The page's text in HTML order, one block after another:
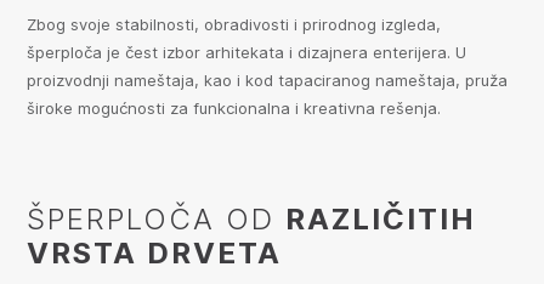
Zbog svoje stabilnosti, obradivosti i prirodnog izgleda,
šperploča je čest izbor arhitekata i dizajnera enterijera. U
proizvodnji nameštaja, kao i kod tapaciranog nameštaja, pruža
široke mogućnosti za funkcionalna i kreativna rešenja.
ŠPERPLOČA OD RAZLIČITIH
VRSTA DRVETA